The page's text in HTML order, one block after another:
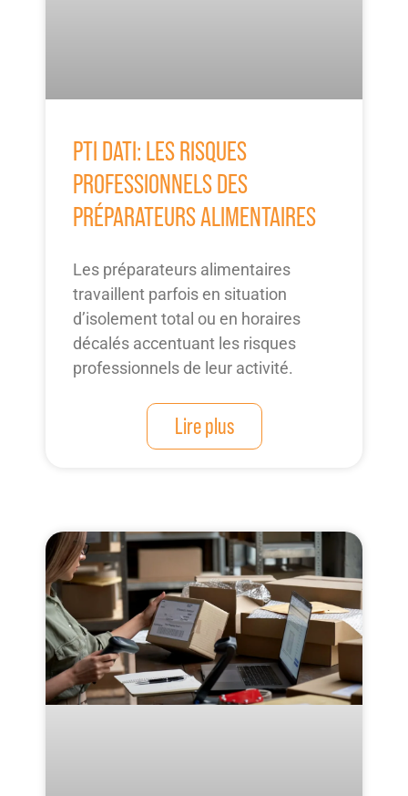
PTI DATI: LES RISQUES
PROFESSIONNELS DES
PRÉPARATEURS ALIMENTAIRES
Les préparateurs alimentaires
travaillent parfois en situation
d’isolement total ou en horaires
décalés accentuant les risques
professionnels de leur activité.
Lire plus